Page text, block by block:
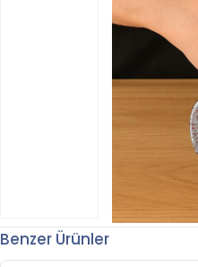
Benzer Ürünler